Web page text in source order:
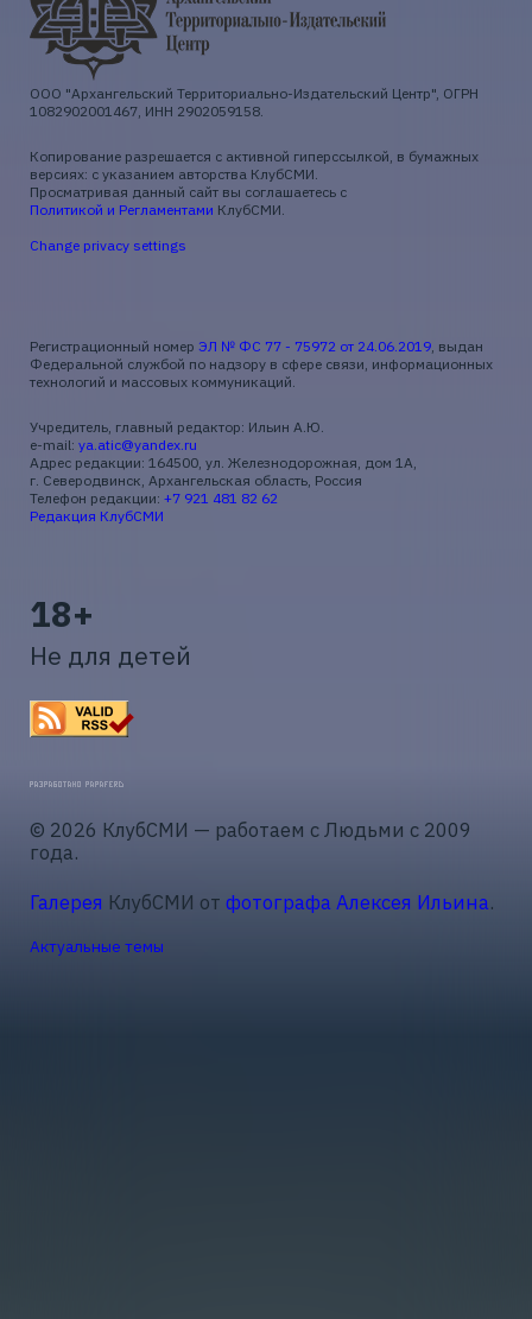
ООО "Архангельский Территориально-Издательский Центр", ОГРН
1082902001467, ИНН 2902059158.
Копирование разрешается с активной гиперссылкой, в бумажных
версиях: с указанием авторства КлубСМИ.
Просматривая данный сайт вы соглашаетесь с
Политикой и Регламентами КлубСМИ.
Change privacy settings
Регистрационный номер ЭЛ № ФС 77 - 75972 от 24.06.2019 , выдан
Федеральной службой по надзору в сфере связи, информационных
технологий и массовых коммуникаций.
Учредитель, главный редактор: Ильин А.Ю.
e-mail: ya.atic@yandex.ru
Адрес редакции: 164500, ул. Железнодорожная, дом 1А,
г. Северодвинск, Архангельская область, Россия
Телефон редакции: +7 921 481 82 62
Редакция КлубСМИ
18+
Не для детей
© 2026 КлубСМИ — работаем с Людьми с 2009
года.
Галерея КлубСМИ от фотографа Алексея Ильина.
Актуальные темы